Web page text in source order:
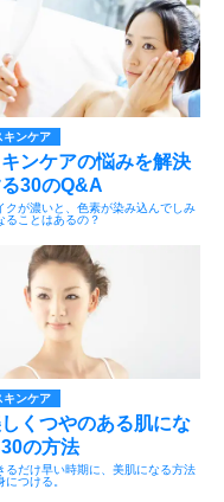
キンケア
キンケアの悩みを解決
30のQ&A
クが濃いと、色素が染み込んでしみ
ることはあるの？
キンケア
くつやのある肌にな
の方法
るだけ早い時期に、美肌になる方法
につける。